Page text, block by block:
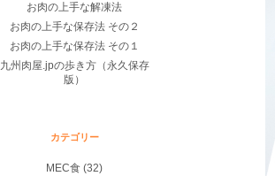
お肉の上手な解凍法
お肉の上手な保存法 その２
お肉の上手な保存法 その１
九州肉屋.jpの歩き方（永久保存
版）
カテゴリー
MEC食 (32)